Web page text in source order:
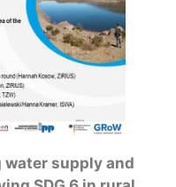
water supply and